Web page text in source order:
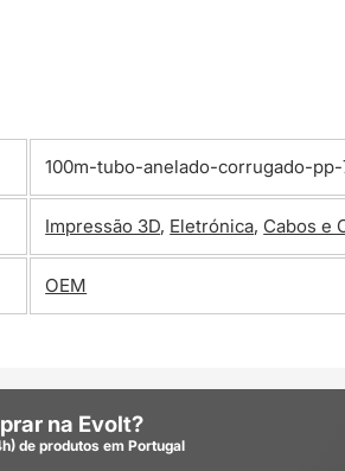
100m-tubo-anelado-corrugado-
Impressão 3D, Eletrónica,Cabos e
OEM
na Evolt?
de produtos em Portugal